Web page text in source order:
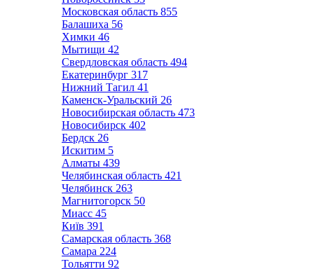
Московская область 855
Балашиха 56
Химки 46
Мытищи 42
Свердловская область 494
Екатеринбург 317
Нижний Тагил 41
Каменск-Уральский 26
Новосибирская область 473
Новосибирск 402
Бердск 26
Искитим 5
Алматы 439
Челябинская область 421
Челябинск 263
Магнитогорск 50
Миасс 45
Київ 391
Самарская область 368
Самара 224
Тольятти 92